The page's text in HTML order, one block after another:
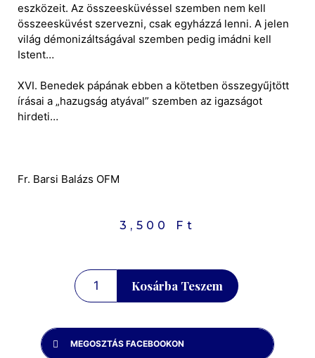
eszközeit. Az összeesküvéssel szemben nem kell
összeesküvést szervezni, csak egyházzá lenni. A jelen
világ démonizáltságával szemben pedig imádni kell
Istent…
XVI. Benedek pápának ebben a kötetben összegyűjtött
írásai a „hazugság atyával” szemben az igazságot
hirdeti…
Fr. Barsi Balázs OFM
3,500 Ft
Kosárba Teszem
MEGOSZTÁS FACEBOOKON